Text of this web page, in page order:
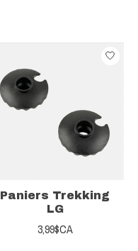
Paniers Trekking
LG
3,99$CA